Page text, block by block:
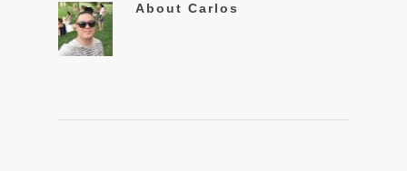
About Carlos